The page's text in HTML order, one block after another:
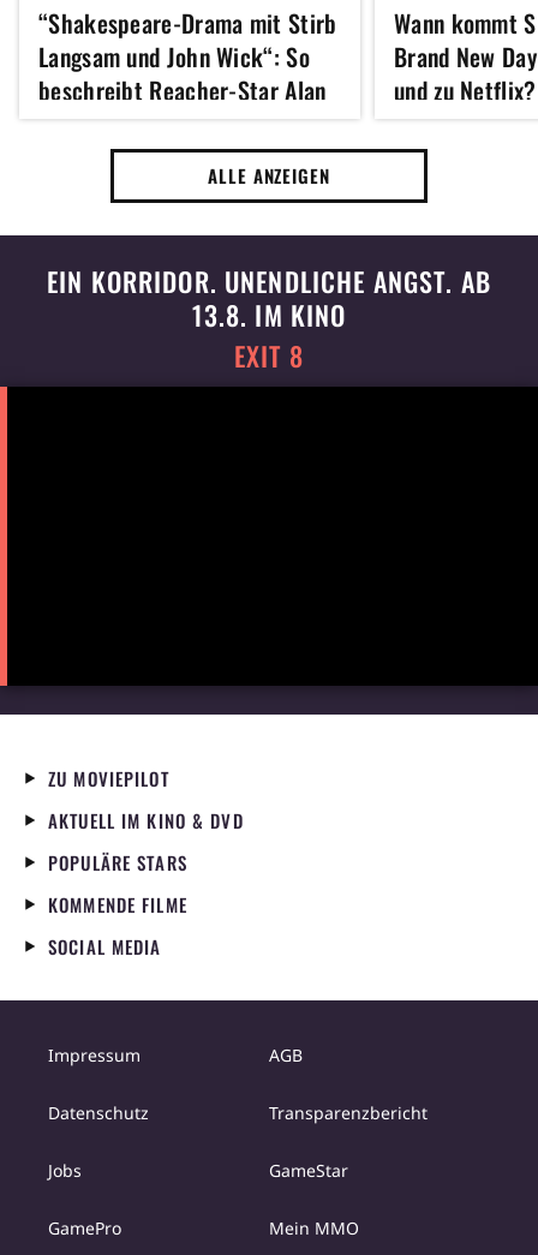
“Shakespeare-Drama mit Stirb
Langsam und John Wick“: So
beschreibt Reacher-Star Alan
Ritchson seinen neuen Action-
Kracher
Wann kommt
Brand New
und zu Netflix?
ALLE ANZEIGEN
EIN KORRIDOR. UNENDLICHE ANGST. AB
13.8. IM KINO
EXIT 8
ZU MOVIEPILOT
AKTUELL IM KINO & DVD
POPULÄRE STARS
KOMMENDE FILME
SOCIAL MEDIA
Impressum AGB
Datenschutz Transparenzbericht
Jobs GameStar
GamePro Mein MMO